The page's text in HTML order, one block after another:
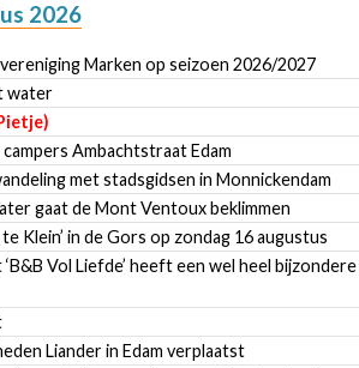
2026
Marken op seizoen 2026/2027
water
Ambachtstraat Edam
met stadsgidsen in Monnickendam
gaat de Mont Ventoux beklimmen
Klein’ in de Gors op zondag 16 augustus
Vol Liefde’ heeft een wel heel bijzondere
Liander in Edam verplaatst